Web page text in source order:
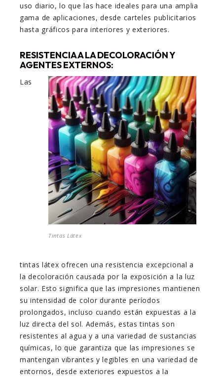
uso diario, lo que las hace ideales para una amplia
gama de aplicaciones, desde carteles publicitarios
hasta gráficos para interiores y exteriores.
RESISTENCIA A LA DECOLORACIÓN Y
AGENTES EXTERNOS:
Tintas Látex
Las
tintas látex ofrecen una resistencia excepcional a
la decoloración causada por la exposición a la luz
solar. Esto significa que las impresiones mantienen
su intensidad de color durante períodos
prolongados, incluso cuando están expuestas a la
luz directa del sol. Además, estas tintas son
resistentes al agua y a una variedad de sustancias
químicas, lo que garantiza que las impresiones se
mantengan vibrantes y legibles en una variedad de
entornos, desde exteriores expuestos a la